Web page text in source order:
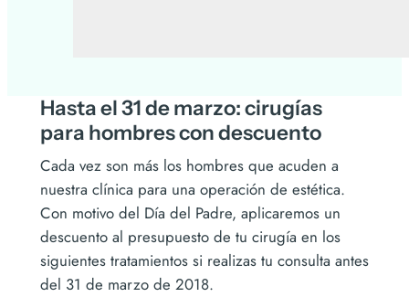
Hasta el 31 de marzo: cirugías
para hombres con descuento
Cada vez son más los hombres que acuden a
nuestra clínica para una operación de estética.
Con motivo del Día del Padre, aplicaremos un
descuento al presupuesto de tu cirugía en los
siguientes tratamientos si realizas tu consulta antes
del 31 de marzo de 2018.